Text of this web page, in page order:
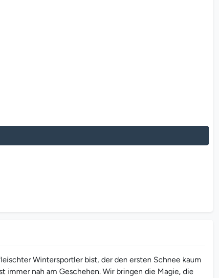
Wintersportler bist, der den ersten Schnee kaum
nah am Geschehen. Wir bringen die Magie, die